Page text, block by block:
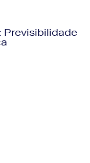
Previsibilidade